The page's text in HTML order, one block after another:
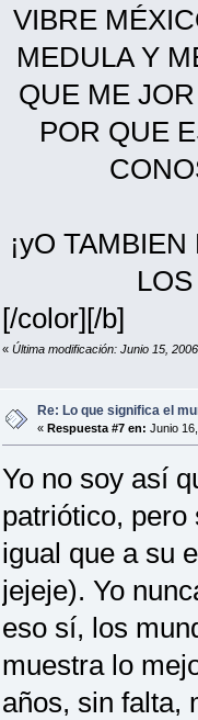
VIBRE
MEDULA Y
QUE ME
POR QUE
¡yO
[/color][/b]
« Última modificación: Junio 15,
Re: Lo que significa el
« Respuesta #7 en: Junio
Yo no soy así
patriótico,
igual que a su
jejeje). Yo
eso sí, los
muestra lo
años, sin falta,